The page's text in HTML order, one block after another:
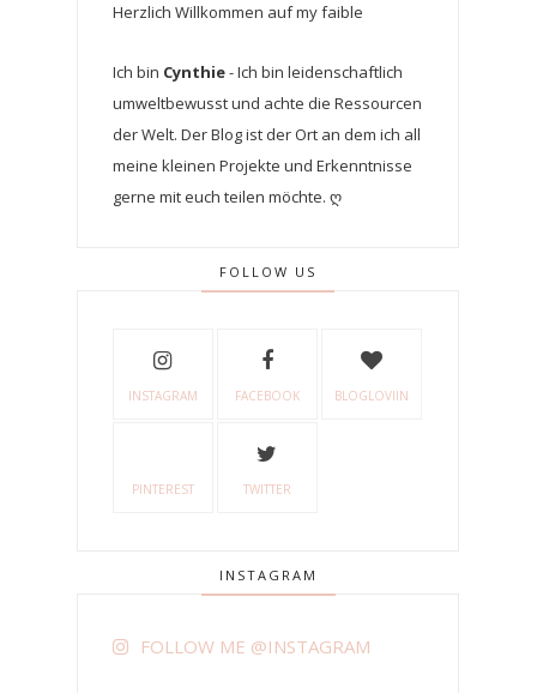
Herzlich Willkommen auf my faible
Ich bin Cynthie- Ich bin leidenschaftlich
umweltbewusst und achte die Ressourcen
der Welt. Der Blog ist der Ort an dem ich all
meine kleinen Projekte und Erkenntnisse
gerne mit euch teilen möchte. ღ
FOLLOW US
INSTAGRAM FACEBOOK BLOGLOVIIN
PINTEREST TWITTER
INSTAGRAM
FOLLOW ME @INSTAGRAM